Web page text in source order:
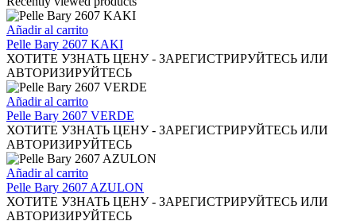
de
opciones
pueden
elegir
en
la
de
producto
Añadir al carrito
Pelle Bary 2607 KAKI
ХОТИТЕ УЗНАТЬ ЦЕНУ - ЗАРЕГИСТРИРУЙТЕСЬ ИЛИ
АВТОРИЗИРУЙТЕСЬ
Añadir al carrito
Pelle Bary 2607 VERDE
ХОТИТЕ УЗНАТЬ ЦЕНУ - ЗАРЕГИСТРИРУЙТЕСЬ ИЛИ
АВТОРИЗИРУЙТЕСЬ
Añadir al carrito
Pelle Bary 2607 AZULON
ХОТИТЕ УЗНАТЬ ЦЕНУ - ЗАРЕГИСТРИРУЙТЕСЬ ИЛИ
АВТОРИЗИРУЙТЕСЬ